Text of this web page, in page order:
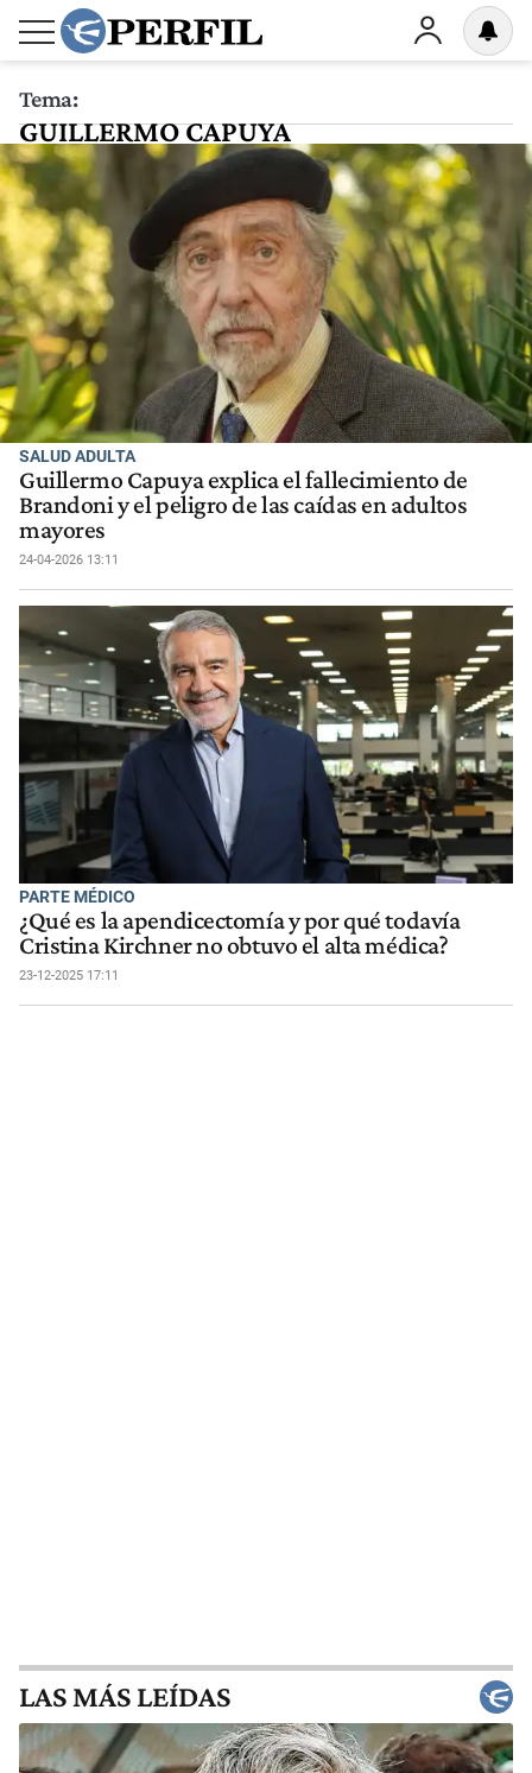
Tema:
GUILLERMO CAPUYA
SALUD ADULTA
Guillermo Capuya explica el fallecimiento de
Brandoni y el peligro de las caídas en adultos
mayores
24-04-2026 13:11
PARTE MÉDICO
¿Qué es la apendicectomía y por qué todavía
Cristina Kirchner no obtuvo el alta médica?
23-12-2025 17:11
LAS MÁS LEÍDAS